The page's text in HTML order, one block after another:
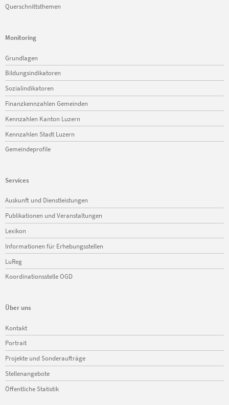
Querschnittsthemen
Monitoring
Navigation
überspringen
Grundlagen
Bildungsindikatoren
Sozialindikatoren
Finanzkennzahlen Gemeinden
Kennzahlen Kanton Luzern
Kennzahlen Stadt Luzern
Gemeindeprofile
Services
Navigation
überspringen
Auskunft und Dienstleistungen
Publikationen und Veranstaltungen
Lexikon
Informationen für Erhebungsstellen
LuReg
Koordinationsstelle OGD
Über uns
überspringen
Kontakt
Portrait
Projekte und Sonderaufträge
Stellenangebote
Öffentliche Statistik